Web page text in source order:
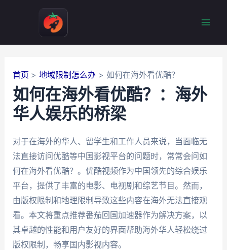
首页 地域限制怎么办 如何在海外看优酷？
如何在海外看优酷？：海外
华人娱乐的桥梁
对于在海外的华人、留学生和工作人员来说，当面临无
法直接访问优酷等中国影视平台的问题时，常常会问如
何在海外看优酷？。优酷视频作为中国领先的综合娱乐
平台，提供了丰富的电影、电视剧和综艺节目。然而，
由版权限制和地理限制导致这些内容在海外无法直接观
看。本文将重点推荐番茄回国加速器作为解决方案，以
其卓越的性能和用户友好的界面帮助海外华人轻松绕过
版权限制，畅享国内影视内容。